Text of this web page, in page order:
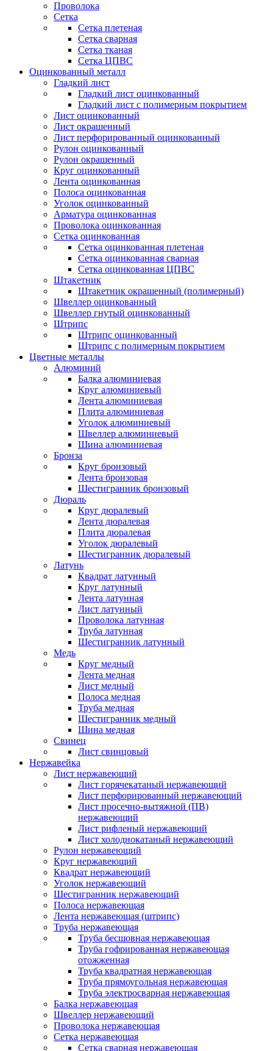
Проволока
Сетка
Сетка плетеная
Сетка сварная
Сетка тканая
Сетка ЦПВС
Оцинкованный металл
Гладкий лист
Гладкий лист оцинкованный
Гладкий лист с полимерным покрытием
Лист оцинкованный
Лист окрашенный
Лист перфорированный оцинкованный
Рулон оцинкованный
Рулон окрашенный
Круг оцинкованный
Лента оцинкованная
Полоса оцинкованная
Уголок оцинкованный
Арматура оцинкованная
Проволока оцинкованная
Сетка оцинкованная
Сетка оцинкованная плетеная
Сетка оцинкованная сварная
Сетка оцинкованная ЦПВС
Штакетник
Штакетник окрашенный (полимерный)
Швеллер оцинкованный
Швеллер гнутый оцинкованный
Штрипс
Штрипс оцинкованный
Штрипс с полимерным покрытием
Цветные металлы
Алюминий
Балка алюминиевая
Круг алюминиевый
Лента алюминиевая
Плита алюминиевая
Уголок алюминиевый
Швеллер алюминиевый
Шина алюминиевая
Бронза
Круг бронзовый
Лента бронзовая
Шестигранник бронзовый
Дюраль
Круг дюралевый
Лента дюралевая
Плита дюралевая
Уголок дюралевый
Шестигранник дюралевый
Латунь
Квадрат латунный
Круг латунный
Лента латунная
Лист латунный
Проволока латунная
Труба латунная
Шестигранник латунный
Медь
Круг медный
Лента медная
Лист медный
Полоса медная
Труба медная
Шестигранник медный
Шина медная
Свинец
Лист свинцовый
Нержавейка
Лист нержавеющий
Лист горячекатаный нержавеющий
Лист перфорированный нержавеющий
Лист просечно-вытяжной (ПВ)
нержавеющий
Лист рифленый нержавеющий
Лист холоднокатаный нержавеющий
Рулон нержавеющий
Круг нержавеющий
Квадрат нержавеющий
Уголок нержавеющий
Шестигранник нержавеющий
Полоса нержавеющая
Лента нержавеющая (штрипс)
Труба нержавеющая
Труба бесшовная нержавеющая
Труба гофрированная нержавеющая
отожженная
Труба квадратная нержавеющая
Труба прямоугольная нержавеющая
Труба электросварная нержавеющая
Балка нержавеющая
Швеллер нержавеющий
Проволока нержавеющая
Сетка нержавеющая
Сетка сварная нержавеющая